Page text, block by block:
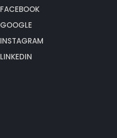
FACEBOOK
GOOGLE
INSTAGRAM
LINKEDIN